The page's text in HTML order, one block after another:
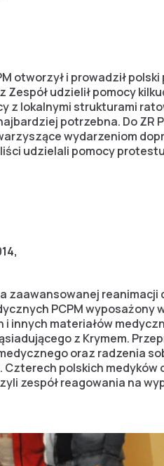
otworzył i prowadził
udzielił pomocy
z lokalnymi strukturami
potrzebna. Do ZR
wydarzeniom
udzielali pomocy
reanimacji
PCPM wyposażony
materiałów
z Krymem.
oraz radzenia
polskich medyków
zespół reagowania na